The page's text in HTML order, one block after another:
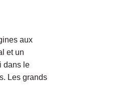
aux
et un
dans le
Les grands